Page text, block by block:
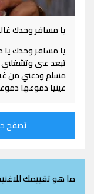
يا مسافر وحدك
يا مسافر وحدك يا
تبعد عني
مسلم ودعني من
عينيا دموعها
تصفح
ما هو تقييمك